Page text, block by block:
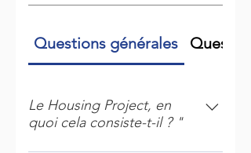
Questions générales
Le Housing Project, en
quoi cela consiste-t-il ? "